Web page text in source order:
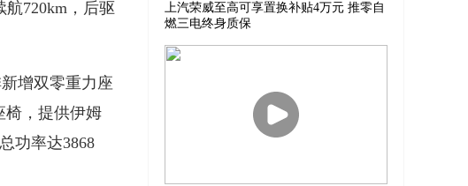
航720km，后驱
增双零重力座
椅，提供伊姆
功率达3868
上汽荣威至高可享置换补贴4万元 推零自
燃三电终身质保